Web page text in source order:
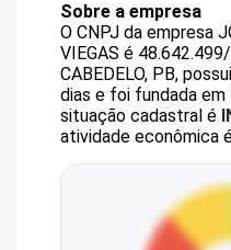
Sobre a empresa
O CNPJ da empresa
VIEGAS é
CABEDELO, PB,
dias e foi fundada
situação cadastral é
atividade econômica